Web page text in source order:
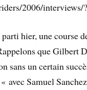
2006/interviews/
hier, une course
que Gilbert
sans un certain
avec Samuel